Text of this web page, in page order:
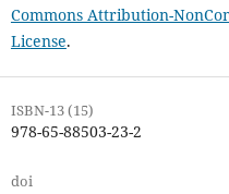
Commons Attribution-
License.
ISBN-13 (15)
978-65-88503-23-2
doi